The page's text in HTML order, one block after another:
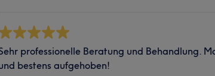
professionelle Beratung und Behandlung.
bestens aufgehoben!